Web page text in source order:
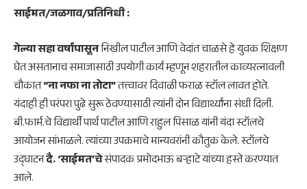
साईमत/जळगाव/प्रतिनिधी :
गेल्या सहा वर्षांपासूननिखील पाटील आणि वेदांत चाळसे हे युवक शिक्षण
घेत असतानाच समाजासाठी उपयोगी कार्य म्हणून शहरातील काव्यरत्नावली
चौकात“ना नफा ना तोटा”तत्त्वावर दिवाळी फराळ स्टॉल लावत होते.
यंदाही ही परंपरा पुढे सुरू ठेवण्यासाठी त्यांनी दोन विद्यार्थ्यांना संधी दिली.
बी.फार्म.चे विद्यार्थी पार्थ पाटील आणि राहुल पिसाळ यांनी यंदा स्टॉलचे
आयोजन सांभाळले. त्यांच्या उपक्रमाचे मान्यवरांनी कौतुक केले. स्टॉलचे
उद्घाटनदै. ‘साईमत’चेसंपादक प्रमोदभाऊ बऱ्हाटे यांच्या हस्ते करण्यात
आले.